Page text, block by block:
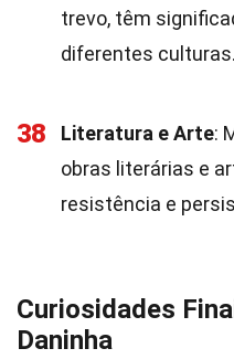
trevo, têm
diferentes culturas.
38 Literatura e Arte:
obras literárias e
resistência e
Curiosidades
Daninha